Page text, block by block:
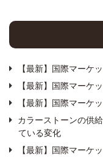
【最新】国際マーケ
【最新】国際マーケ
【最新】国際マーケ
カラーストーンの供
ている変化
【最新】国際マーケ